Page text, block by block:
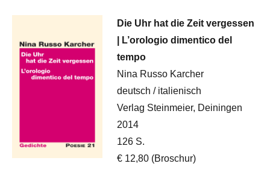
Die Uhr hat die Zeit vergessen
| L’orologio dimentico del
tempo
Nina Russo Karcher
deutsch / italienisch
Verlag Steinmeier, Deiningen
2014
126 S.
€ 12,80 (Broschur)